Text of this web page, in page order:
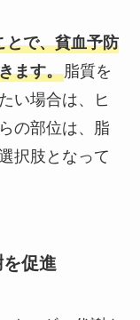
とで、貧血予防
ます。脂質を
い場合は、ヒ
の部位は、脂
択肢となって
促進